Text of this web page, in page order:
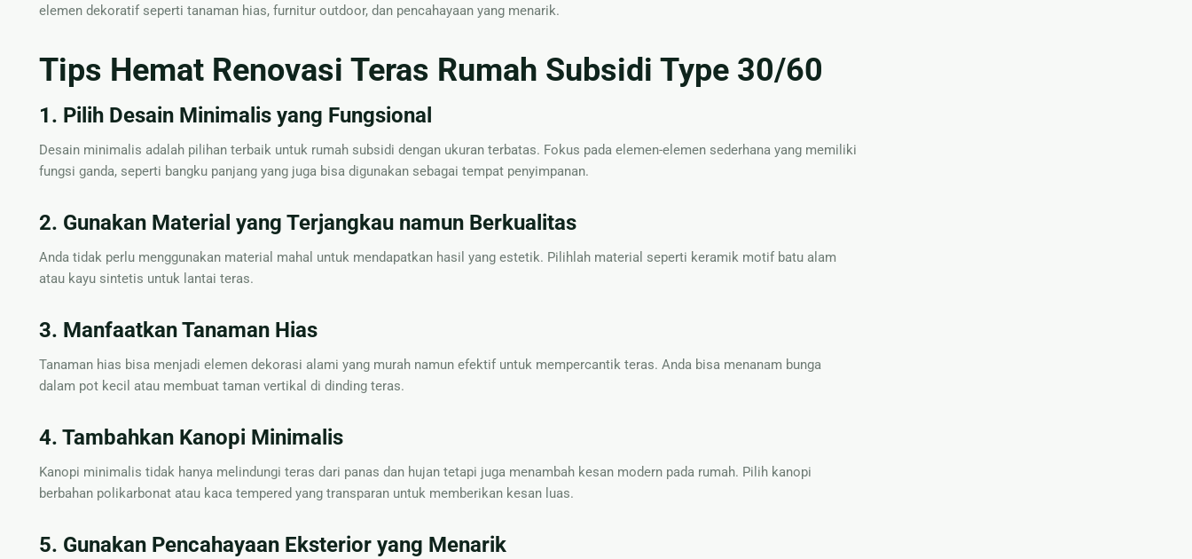
elemen dekoratif seperti tanaman hias, furnitur outdoor, dan pencahayaan yang menarik.
Tips Hemat Renovasi Teras Rumah Subsidi Type 30/60
1. Pilih Desain Minimalis yang Fungsional
Desain minimalis adalah pilihan terbaik untuk rumah subsidi dengan ukuran terbatas. Fokus pada elemen-elemen sederhana yang memiliki
fungsi ganda, seperti bangku panjang yang juga bisa digunakan sebagai tempat penyimpanan.
2. Gunakan Material yang Terjangkau namun Berkualitas
Anda tidak perlu menggunakan material mahal untuk mendapatkan hasil yang estetik. Pilihlah material seperti keramik motif batu alam
atau kayu sintetis untuk lantai teras.
3. Manfaatkan Tanaman Hias
Tanaman hias bisa menjadi elemen dekorasi alami yang murah namun efektif untuk mempercantik teras. Anda bisa menanam bunga
dalam pot kecil atau membuat taman vertikal di dinding teras.
4. Tambahkan Kanopi Minimalis
Kanopi minimalis tidak hanya melindungi teras dari panas dan hujan tetapi juga menambah kesan modern pada rumah. Pilih kanopi
berbahan polikarbonat atau kaca tempered yang transparan untuk memberikan kesan luas.
5. Gunakan Pencahayaan Eksterior yang Menarik